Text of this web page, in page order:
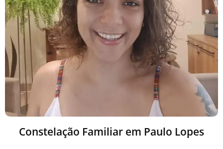
Constelação Familiar em Paulo Lopes